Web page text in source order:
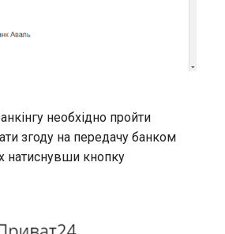
необхідно пройти
згоду на передачу банком
натиснувши кнопку